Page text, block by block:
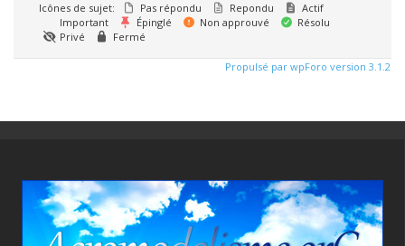
Icônes de sujet:
Pas répondu Repondu
Actif
Important
Épinglé Non approuvé
Résolu
Privé
Fermé
Propulsé par wpForo version 3.1.2